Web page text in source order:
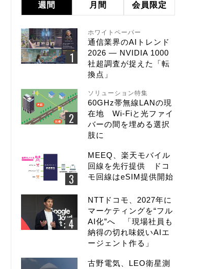
週間 月間 会員限定
ホワイトペーパー
通信業界のAIトレンド
2026 ― NVIDIA 1000
社超調査が捉えた「転
換点」
ソリューション特集
60GHz帯無線LANの現
在地 Wi-Fiと光ファイ
バーの間を埋める選択
肢に
MEEQ、楽天モバイル
回線を先行提供 ドコ
モ回線はeSIM提供開始
NTTドコモ、2027年に
マーケティングを“フル
AI化”へ 「現場社員も
納得の切れ味鋭いAIエ
ージェント作る」
古野電気、LEO衛星測